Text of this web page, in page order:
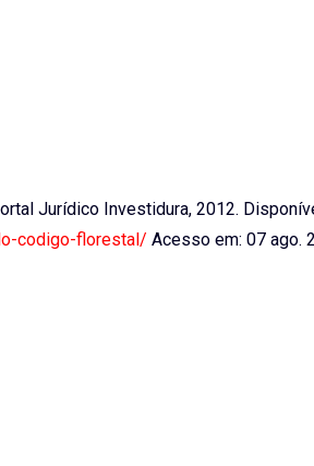
Jurídico Investidura, 2012.
codigo-florestal/ Acesso em: 07 ago.